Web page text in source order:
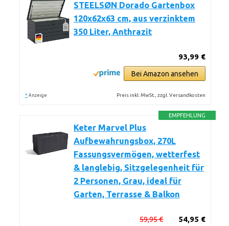
STEELSØN Dorado Gartenbox
120x62x63 cm, aus verzinktem
350 Liter, Anthrazit
93,99 €
Bei Amazon ansehen
* Anzeige Preis inkl. MwSt., zzgl. Versandkosten
EMPFEHLUNG
Keter Marvel Plus
Aufbewahrungsbox, 270L
Fassungsvermögen, wetterfest
& langlebig, Sitzgelegenheit für
2 Personen, Grau, ideal für
Garten, Terrasse & Balkon
54,95 €
59,95 €